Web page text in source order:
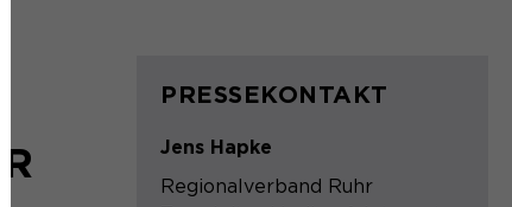
PRESSEKONTAKT
Jens Hapke
Regionalverband Ruhr